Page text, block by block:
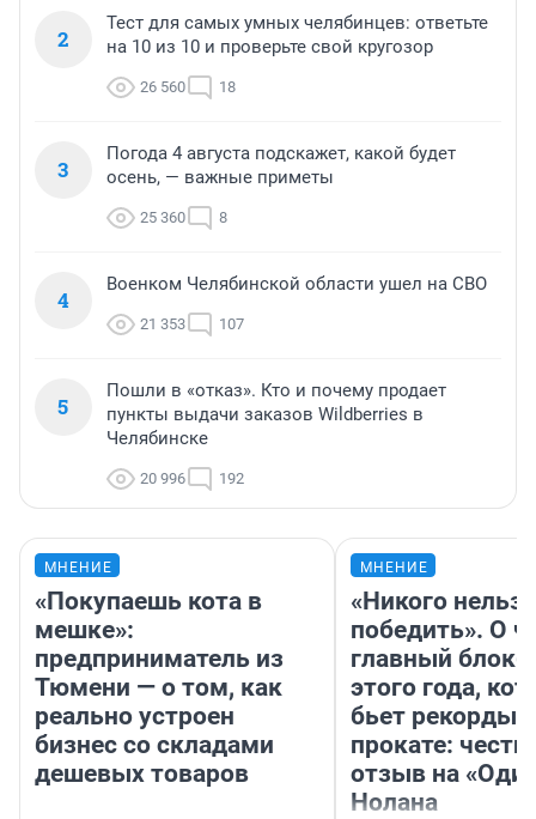
2
Тест для самых умных челябинцев: ответьте
на 10 из 10 и проверьте свой кругозор
26 560 18
3
Погода 4 августа подскажет, какой будет
осень, — важные приметы
25 360 8
4
Военком Челябинской области ушел на СВО
21 353 107
5
Пошли в «отказ». Кто и почему продает
пункты выдачи заказов Wildberries в
Челябинске
20 996 192
МНЕНИЕ
«Покупаешь кота в
мешке»:
предприниматель из
Тюмени — о том, как
реально устроен
бизнес со складами
дешевых товаров
МНЕНИЕ
«Никого нельзя
победить». О
главный
этого года,
бьет рекорды в
прокате:
отзыв на
Нолана